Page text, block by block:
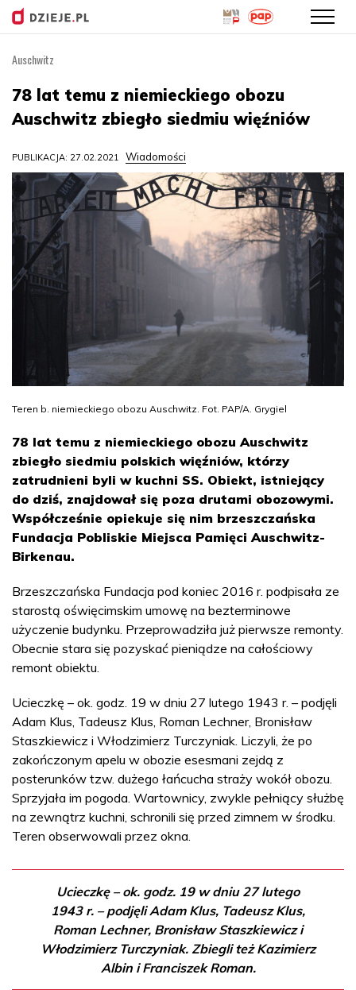
treści
Auschwitz
78 lat temu z niemieckiego obozu
Auschwitz zbiegło siedmiu więźniów
PUBLIKACJA: 27.02.2021 Wiadomości
Teren b. niemieckiego obozu Auschwitz. Fot. PAP/A. Grygiel
78 lat temu z niemieckiego obozu Auschwitz
zbiegło siedmiu polskich więźniów, którzy
zatrudnieni byli w kuchni SS. Obiekt, istniejący
do dziś, znajdował się poza drutami obozowymi.
Współcześnie opiekuje się nim brzeszczańska
Fundacja Pobliskie Miejsca Pamięci Auschwitz-
Birkenau.
Brzeszczańska Fundacja pod koniec 2016 r. podpisała ze
starostą oświęcimskim umowę na bezterminowe
użyczenie budynku. Przeprowadziła już pierwsze remonty.
Obecnie stara się pozyskać pieniądze na całościowy
remont obiektu.
Ucieczkę – ok. godz. 19 w dniu 27 lutego 1943 r. – podjęli
Adam Klus, Tadeusz Klus, Roman Lechner, Bronisław
Staszkiewicz i Włodzimierz Turczyniak. Liczyli, że po
zakończonym apelu w obozie esesmani zejdą z
posterunków tzw. dużego łańcucha straży wokół obozu.
Sprzyjała im pogoda. Wartownicy, zwykle pełniący służbę
na zewnątrz kuchni, schronili się przed zimnem w środku.
Teren obserwowali przez okna.
Ucieczkę – ok. godz. 19 w dniu 27 lutego
1943 r. – podjęli Adam Klus, Tadeusz Klus,
Roman Lechner, Bronisław Staszkiewicz i
Włodzimierz Turczyniak. Zbiegli też Kazimierz
Albin i Franciszek Roman.